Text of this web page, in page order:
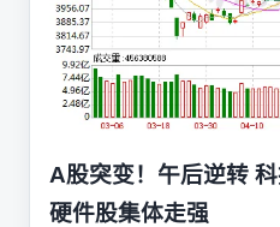
A股突变！午后逆转
硬件股集体走强